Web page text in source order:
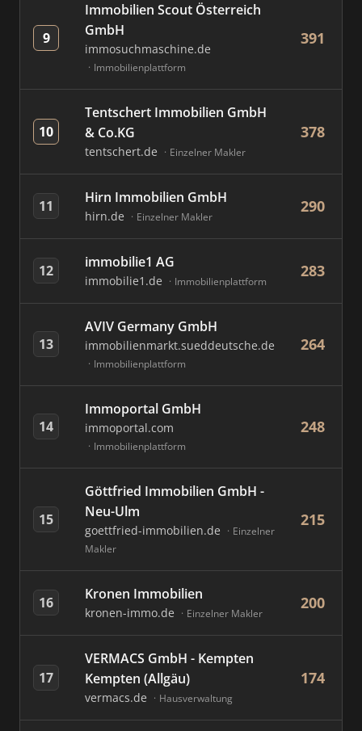
9
Immobilien Scout Österreich
GmbH
immosuchmaschine.de
Immobilienplattform
391
10
Tentschert Immobilien GmbH
& Co.KG
tentschert.de Einzelner Makler
378
11 Hirn Immobilien GmbH
hirn.de Einzelner Makler
290
12 immobilie1 AG
immobilie1.de Immobilienplattform
283
13
AVIV Germany GmbH
immobilienmarkt.sueddeutsche.de
Immobilienplattform
264
14
Immoportal GmbH
immoportal.com
Immobilienplattform
248
15
Göttfried Immobilien GmbH -
Neu-Ulm
goettfried-immobilien.de
Einzelner
Makler
215
16 Kronen Immobilien
kronen-immo.de Einzelner Makler
200
17
VERMACS GmbH - Kempten
Kempten (Allgäu)
vermacs.de Hausverwaltung
174